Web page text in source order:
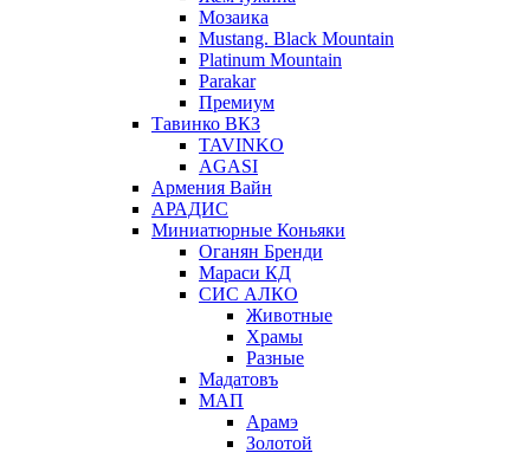
Мозаика
Mustang. Black Mountain
Platinum Mountain
Parakar
Премиум
Тавинко ВКЗ
TAVINKO
AGASI
Армения Вайн
АРАДИС
Миниатюрные Коньяки
Оганян Бренди
Мараси КД
СИС АЛКО
Животные
Храмы
Разные
Мадатовъ
МАП
Арамэ
Золотой